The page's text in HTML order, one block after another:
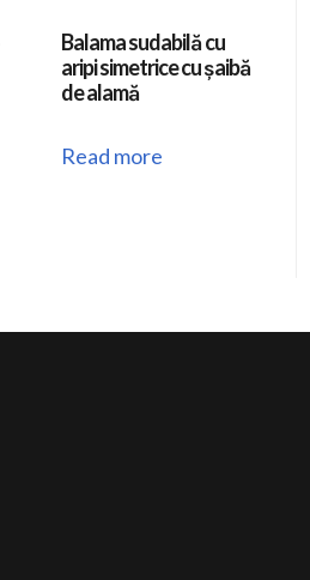
Balama sudabilă cu
aripi simetrice cu șaibă
de alamă
Read more